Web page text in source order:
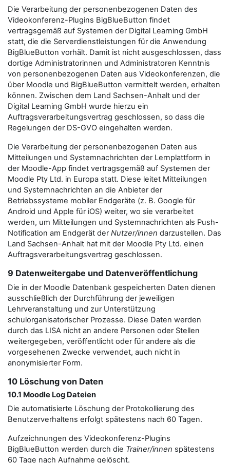
Die Verarbeitung der personenbezogenen Daten des
Videokonferenz-Plugins BigBlueButton findet
vertragsgemäß auf Systemen der Digital Learning GmbH
statt, die die Serverdienstleistungen für die Anwendung
BigBlueButton vorhält. Damit ist nicht ausgeschlossen, dass
dortige Administratorinnen und Administratoren Kenntnis
von personenbezogenen Daten aus Videokonferenzen, die
über Moodle und BigBlueButton vermittelt werden, erhalten
können. Zwischen dem Land Sachsen-Anhalt und der
Digital Learning GmbH wurde hierzu ein
Auftragsverarbeitungsvertrag geschlossen, so dass die
Regelungen der DS-GVO eingehalten werden.
Die Verarbeitung der personenbezogenen Daten aus
Mitteilungen und Systemnachrichten der Lernplattform in
der Moodle-App findet vertragsgemäß auf Systemen der
Moodle Pty Ltd. in Europa statt. Diese leitet Mitteilungen
und Systemnachrichten an die Anbieter der
Betriebssysteme mobiler Endgeräte (z. B. Google für
Android und Apple für iOS) weiter, wo sie verarbeitet
werden, um Mitteilungen und Systemnachrichten als Push-
Notification am Endgerät derNutzer/innen darzustellen. Das
Land Sachsen-Anhalt hat mit der Moodle Pty Ltd. einen
Auftragsverarbeitungsvertrag geschlossen.
9 Datenweitergabe und Datenveröffentlichung
Die in der Moodle Datenbank gespeicherten Daten dienen
ausschließlich der Durchführung der jeweiligen
Lehrveranstaltung und zur Unterstützung
schulorganisatorischer Prozesse. Diese Daten werden
durch das LISA nicht an andere Personen oder Stellen
weitergegeben, veröffentlicht oder für andere als die
vorgesehenen Zwecke verwendet, auch nicht in
anonymisierter Form.
10 Löschung von Daten
10.1 Moodle Log Dateien
Die automatisierte Löschung der Protokollierung des
Benutzerverhaltens erfolgt spätestens nach 60 Tagen.
Aufzeichnungen des Videokonferenz-Plugins
BigBlueButton werden durch die Trainer/innen spätestens
60 Tage nach Aufnahme gelöscht.